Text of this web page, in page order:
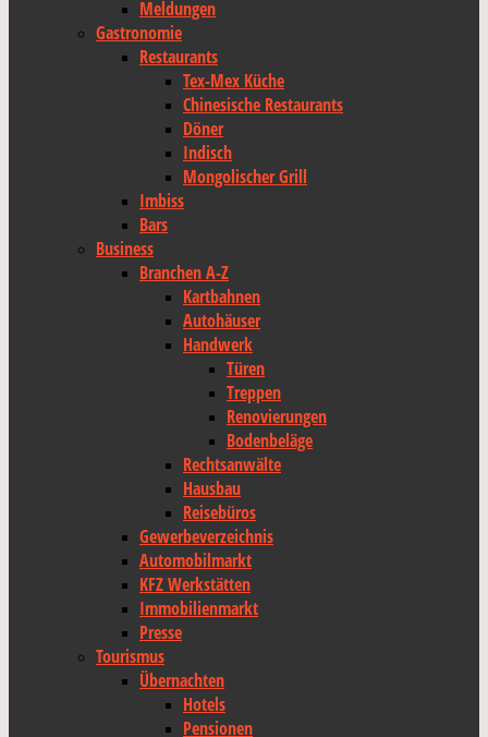
Meldungen
Gastronomie
Restaurants
Tex-Mex Küche
Chinesische Restaurants
Döner
Indisch
Mongolischer Grill
Imbiss
Bars
Business
Branchen A-Z
Kartbahnen
Autohäuser
Handwerk
Türen
Treppen
Renovierungen
Bodenbeläge
Rechtsanwälte
Hausbau
Reisebüros
Gewerbeverzeichnis
Automobilmarkt
KFZ Werkstätten
Immobilienmarkt
Presse
Tourismus
Übernachten
Hotels
Pensionen